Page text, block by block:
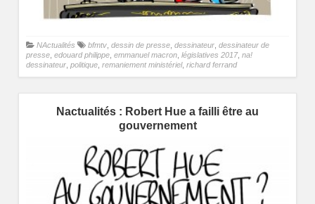
NActualités bfmtv dessin de presse dessinateur dessinateur de
presse edouard philippe emmanuel macron législatives 2017, na!
dessinateur politique remaniement ministériel, richard ferrand
Nactualités : Robert Hue a failli être au
gouvernement